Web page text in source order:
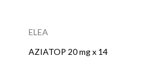
ELEA
AZIATOP 20 mg x 14